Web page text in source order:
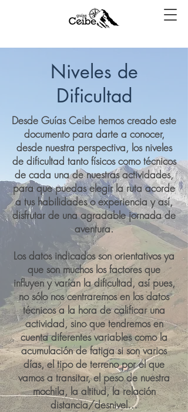
Niveles de
Dificultad
Desde Guías Ceibe hemos creado este
documento para darte a conocer,
desde nuestra perspectiva, los niveles
de dificultad tanto físicos como técnicos
de cada una de nuestras actividades,
para que puedas elegir la ruta acorde
a tus habilidades o experiencia y así,
disfrutar de una agradable jornada de
aventura.
Los datos indicados son orientativos ya
que son muchos los factores que
influyen y varían la dificultad, así pues,
no sólo nos centraremos en los datos
técnicos a la hora de calificar una
actividad, sino que tendremos en
cuenta diferentes variables como la
acumulación de fatiga si son varios
días, el tipo de terreno por el que
vamos a transitar, el peso de nuestra
mochila, la altitud, la relación
distancia/desnivel…